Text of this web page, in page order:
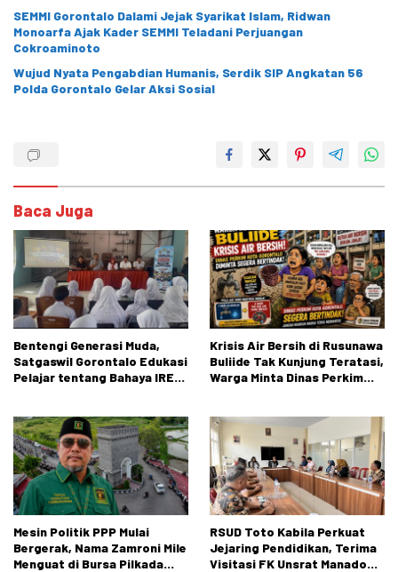
SEMMI Gorontalo Dalami Jejak Syarikat Islam, Ridwan
Monoarfa Ajak Kader SEMMI Teladani Perjuangan
Cokroaminoto
Wujud Nyata Pengabdian Humanis, Serdik SIP Angkatan 56
Polda Gorontalo Gelar Aksi Sosial
Baca Juga
Bentengi Generasi Muda,
Satgaswil Gorontalo Edukasi
Pelajar tentang Bahaya IRET,
Krisis Air Bersih di Rusunawa
Buliide Tak Kunjung Teratasi,
Warga Minta Dinas Perkim
Mesin Politik PPP Mulai
Bergerak, Nama Zamroni Mile
Menguat di Bursa Pilkada
RSUD Toto Kabila Perkuat
Jejaring Pendidikan, Terima
Visitasi FK Unsrat Manado